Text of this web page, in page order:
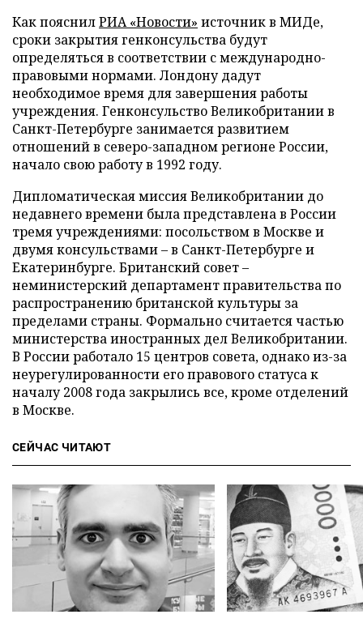
Как пояснилРИА «Новости» источник в МИДе,
сроки закрытия генконсульства будут
определяться в соответствии с международно-
правовыми нормами. Лондону дадут
необходимое время для завершения работы
учреждения. Генконсульство Великобритании в
Санкт-Петербурге занимается развитием
отношений в северо-западном регионе России,
начало свою работу в 1992 году.
Дипломатическая миссия Великобритании до
недавнего времени была представлена в России
тремя учреждениями: посольством в Москве и
двумя консульствами – в Санкт-Петербурге и
Екатеринбурге. Британский совет –
неминистерский департамент правительства по
распространению британской культуры за
пределами страны. Формально считается частью
министерства иностранных дел Великобритании.
В России работало 15 центров совета, однако из-за
неурегулированности его правового статуса к
началу 2008 года закрылись все, кроме отделений
в Москве.
СЕЙЧАС ЧИТАЮТ